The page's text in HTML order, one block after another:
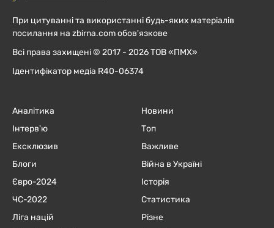
При цитуванні та використанні будь-яких матеріалів
посилання на zbirna.com обов'язкове
Всі права захищені © 2017 - 2026 ТОВ «ПМХ»
Ідентифікатор медіа R40-06374
Аналітика
Інтерв'ю
Ексклюзив
Блоги
Євро-2024
ЧC-2022
Ліга націй
Новини
Топ
Важливе
Війна в Україні
Історія
Статистика
Різне